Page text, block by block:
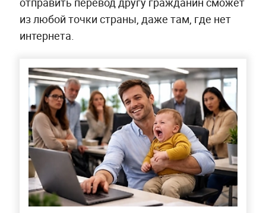
из любой точки страны, даже там, где нет
интернета.